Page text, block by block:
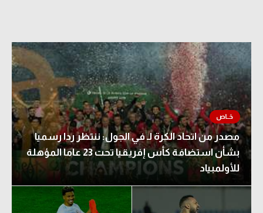
مصدر من اتحاد الكرة لـ في الجول: ننتظر ردا رسميا
بشأن استضافة كأس إفريقيا تحت 23 عاما المؤهلة
للأولمبياد